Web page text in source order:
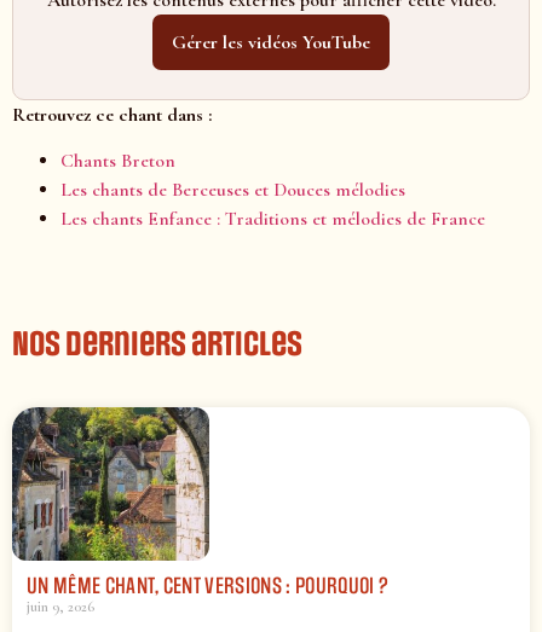
Gérer les vidéos YouTube
Retrouvez ce chant dans :
Chants Breton
Les chants de Berceuses et Douces mélodies
Les chants Enfance : Traditions et mélodies de France
Nos derniers articles
UN MÊME CHANT, CENT VERSIONS : POURQUOI ?
juin 9, 2026